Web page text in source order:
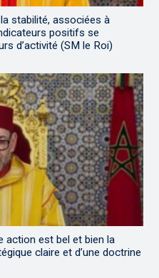
stabilité, associées à
positifs se
d’activité (SM le Roi)
action est bel et bien la
claire et d’une doctrine